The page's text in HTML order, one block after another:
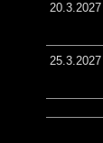
20.3.2027
25.3.2027